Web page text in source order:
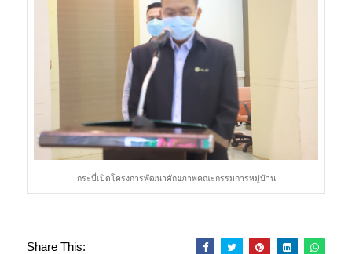
กระบี่เปิดโครงการพัฒนาศักยภาพคณะกรรมการหมู่บ้าน
Share This: